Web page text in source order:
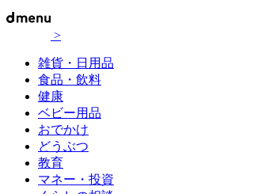
>
雑貨・日用品
食品・飲料
健康
ベビー用品
おでかけ
どうぶつ
教育
マネー・投資